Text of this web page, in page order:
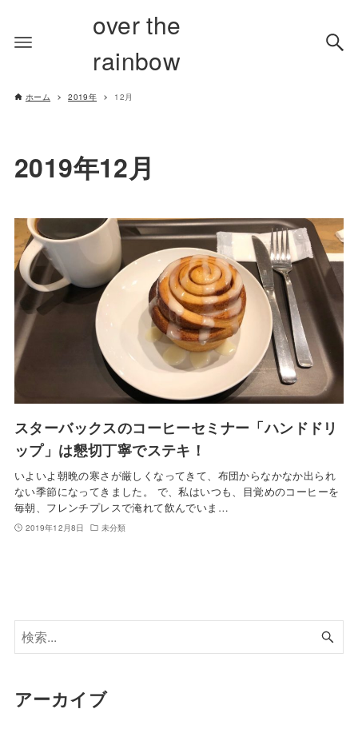
over the
rainbow
ホーム 2019年 12月
2019年12月
スターバックスのコーヒーセミナー「ハンドドリ
ップ」は懇切丁寧でステキ！
いよいよ朝晩の寒さが厳しくなってきて、布団からなかなか出られ
ない季節になってきました。 で、私はいつも、目覚めのコーヒーを
毎朝、フレンチプレスで淹れて飲んでいま…
2019年12月8日 未分類
アーカイブ